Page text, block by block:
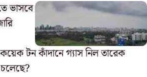
ভাসবে
টন কাঁদানে গ্যাস নিল তারেক